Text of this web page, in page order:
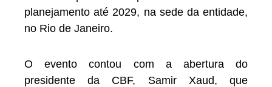
planejamento até 2029, na sede da entidade,
no Rio de Janeiro.
O evento contou com a abertura do
presidente da CBF, Samir Xaud, que